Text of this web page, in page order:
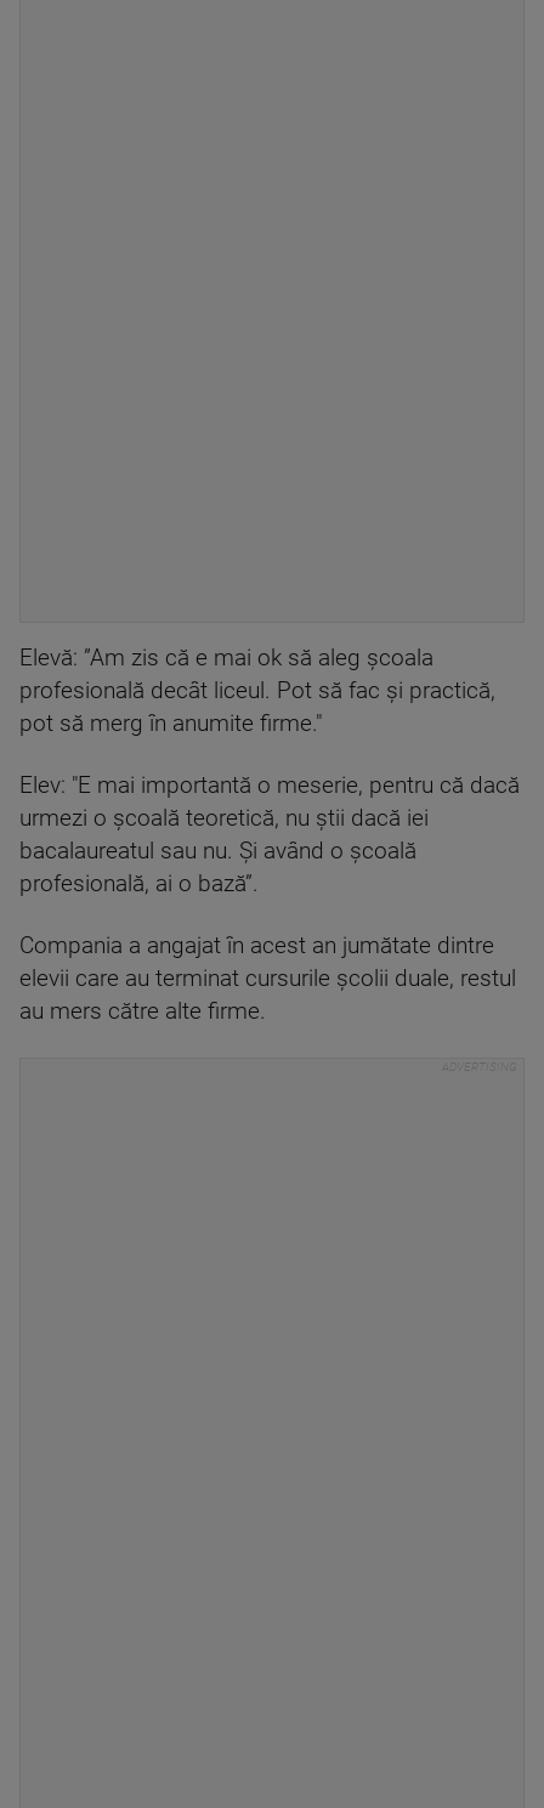
Elevă: ”Am zis că e mai ok să aleg școala
profesională decât liceul. Pot să fac și practică,
pot să merg în anumite firme."
Elev: "E mai importantă o meserie, pentru că dacă
urmezi o școală teoretică, nu știi dacă iei
bacalaureatul sau nu. Și având o școală
profesională, ai o bază”.
Compania a angajat în acest an jumătate dintre
elevii care au terminat cursurile școlii duale, restul
au mers către alte firme.